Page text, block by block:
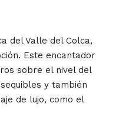
del Valle del Colca,
Este encantador
sobre el nivel del
y también
de lujo, como el